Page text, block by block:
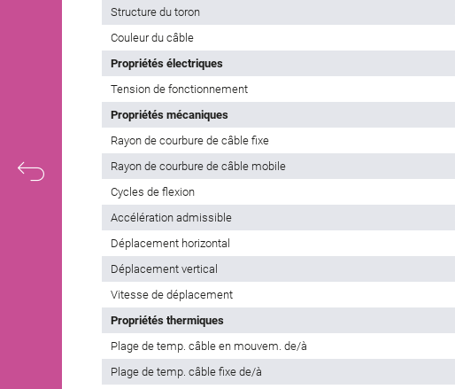
Structure du toron
Couleur du câble
Propriétés électriques
Tension de fonctionnement
Propriétés mécaniques
Rayon de courbure de câble fixe
Rayon de courbure de câble mobile
Cycles de flexion
Accélération admissible
Déplacement horizontal
Déplacement vertical
Vitesse de déplacement
Propriétés thermiques
Plage de temp. câble en mouvem. de/à
Plage de temp. câble fixe de/à